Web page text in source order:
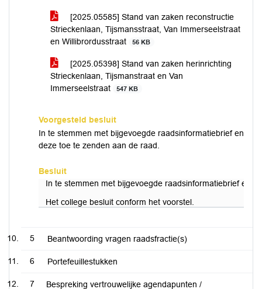
[2025.05585] Stand van zaken reconstructie
Strieckenlaan, Tijsmansstraat, Van Immerseelstraat
en Willibrordusstraat
56 KB
[2025.05398] Stand van zaken herinrichting
Strieckenlaan, Tijsmanstraat en Van
Immerseelstraat
547 KB
Voorgesteld besluit
In te stemmen met bijgevoegde raadsinformatiebrief en
deze toe te zenden aan de raad.
Besluit
In te stemmen met bijgevoegde raadsinformatiebrief en
Het college besluit conform het voorstel.
5 Beantwoording vragen raadsfractie(s)
6 Portefeuillestukken
7 Bespreking vertrouwelijke agendapunten /